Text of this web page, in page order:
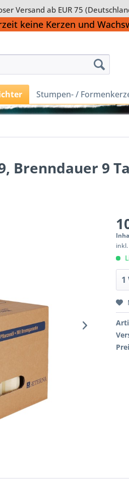
Versand ab EUR 75
keine Kerzen und
Stumpen- /
Brenndauer 9